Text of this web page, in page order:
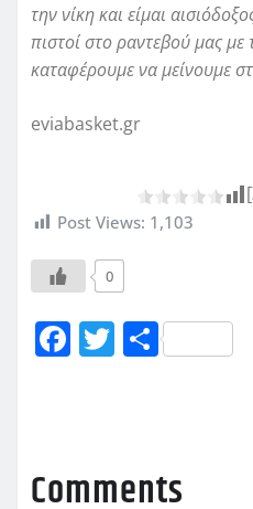
την νίκη και είμαι
πιστοί στο ραντεβού μας με
καταφέρουμε να μείνουμε
eviabasket.gr
Post Views: 1,103
0
F
b
T
r
Μ
σ
Comments